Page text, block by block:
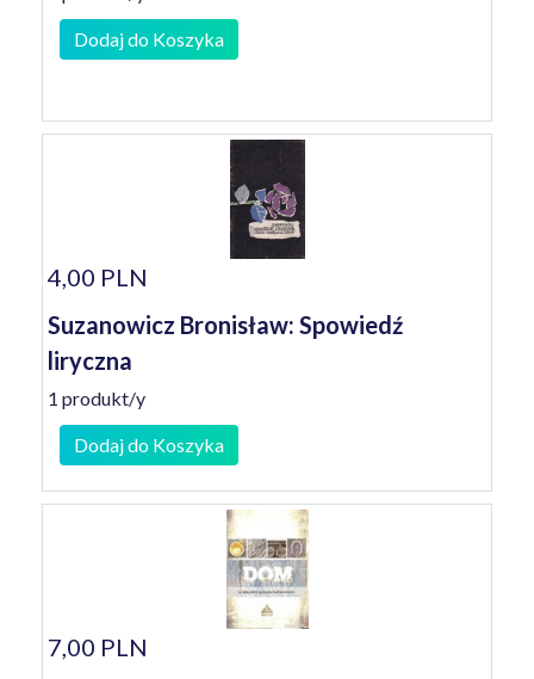
Dodaj do Koszyka
4,00 PLN
Suzanowicz Bronisław: Spowiedź
liryczna
1 produkt/y
Dodaj do Koszyka
7,00 PLN